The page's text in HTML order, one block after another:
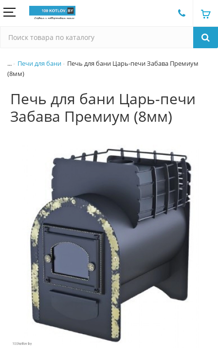
... Печи для бани
Печь для бани Царь-печи Забава Премиум
(8мм)
Печь для бани Царь-печи
Забава Премиум (8мм)